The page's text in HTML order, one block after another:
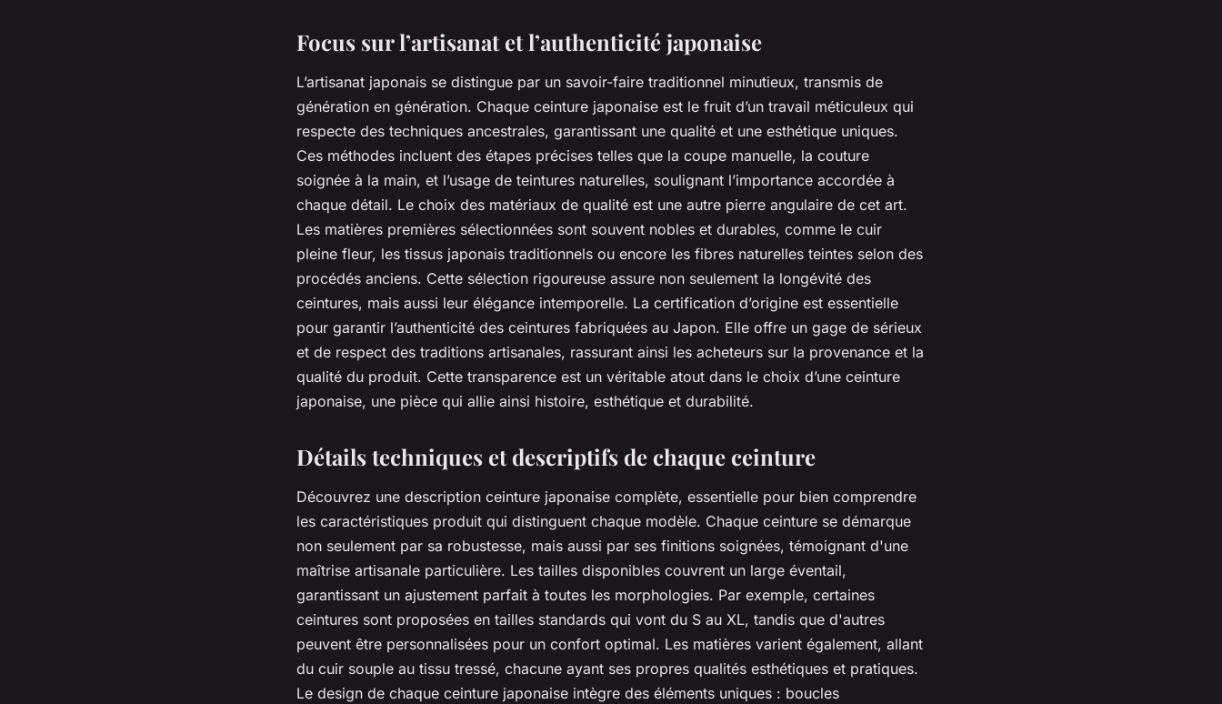
Focus sur l’artisanat et l’authenticité japonaise
L’artisanat japonais se distingue par un savoir-faire traditionnel minutieux, transmis de
génération en génération. Chaque ceinture japonaise est le fruit d’un travail méticuleux qui
respecte des techniques ancestrales, garantissant une qualité et une esthétique uniques.
Ces méthodes incluent des étapes précises telles que la coupe manuelle, la couture
soignée à la main, et l’usage de teintures naturelles, soulignant l’importance accordée à
chaque détail. Le choix des matériaux de qualité est une autre pierre angulaire de cet art.
Les matières premières sélectionnées sont souvent nobles et durables, comme le cuir
pleine fleur, les tissus japonais traditionnels ou encore les fibres naturelles teintes selon des
procédés anciens. Cette sélection rigoureuse assure non seulement la longévité des
ceintures, mais aussi leur élégance intemporelle. La certification d’origine est essentielle
pour garantir l’authenticité des ceintures fabriquées au Japon. Elle offre un gage de sérieux
et de respect des traditions artisanales, rassurant ainsi les acheteurs sur la provenance et la
qualité du produit. Cette transparence est un véritable atout dans le choix d’une ceinture
japonaise, une pièce qui allie ainsi histoire, esthétique et durabilité.
Détails techniques et descriptifs de chaque ceinture
Découvrez une description ceinture japonaise complète, essentielle pour bien comprendre
les caractéristiques produit qui distinguent chaque modèle. Chaque ceinture se démarque
non seulement par sa robustesse, mais aussi par ses finitions soignées, témoignant d'une
maîtrise artisanale particulière. Les tailles disponibles couvrent un large éventail,
garantissant un ajustement parfait à toutes les morphologies. Par exemple, certaines
ceintures sont proposées en tailles standards qui vont du S au XL, tandis que d'autres
peuvent être personnalisées pour un confort optimal. Les matières varient également, allant
du cuir souple au tissu tressé, chacune ayant ses propres qualités esthétiques et pratiques.
Le design de chaque ceinture japonaise intègre des éléments uniques : boucles